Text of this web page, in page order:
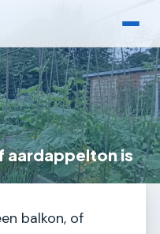
aardappelton is
balkon, of